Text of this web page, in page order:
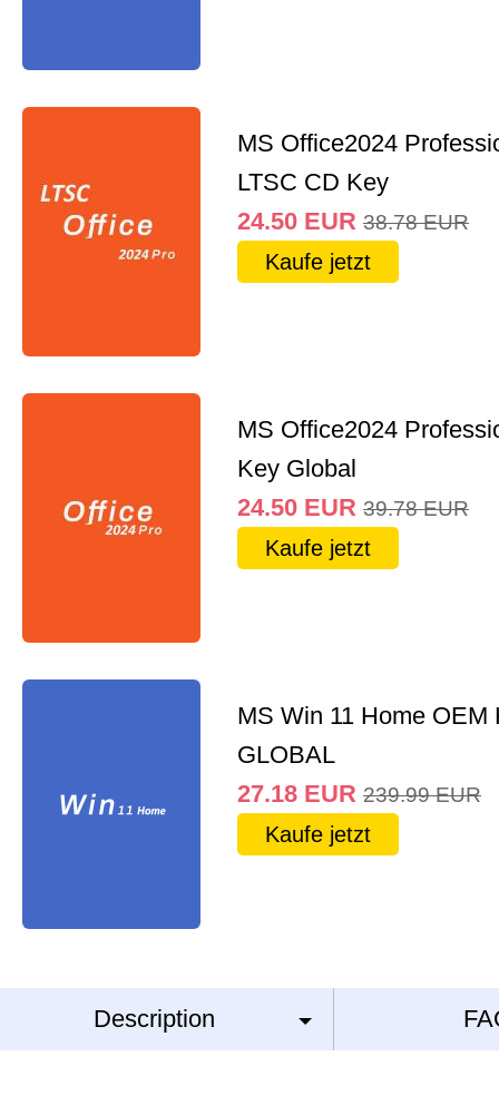
MS Office2024
LTSC CD Key
24.50 EUR 38.78 EUR
Kaufe jetzt
MS Office2024
Key Global
24.50 EUR 39.78 EUR
Kaufe jetzt
MS Win 11 Home OEM
GLOBAL
27.18 EUR 239.99 EUR
Kaufe jetzt
Description